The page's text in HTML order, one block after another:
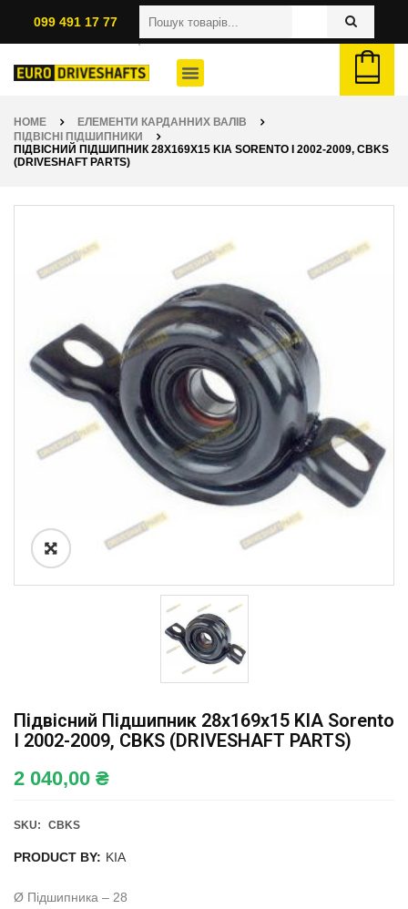
099 491 17 77
HOME
ЕЛЕМЕНТИ КАРДАННИХ ВАЛІВ
ПІДВІСНІ ПІДШИПНИКИ
ПІДВІСНИЙ ПІДШИПНИК 28X169X15 KIA SORENTO I 2002-2009, CBKS
(DRIVESHAFT PARTS)
Підвісний Підшипник 28x169x15 KIA Sorento
I 2002-2009, CBKS (DRIVESHAFT PARTS)
2 040,00 ₴
SKU: CBKS
PRODUCT BY: KIA
Ø Підшипника – 28